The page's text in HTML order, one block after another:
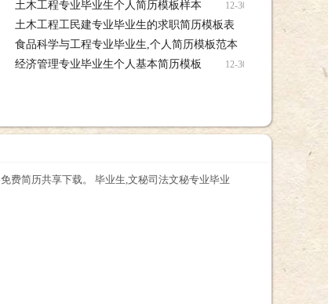
专业毕业生的求职简历模板简历下载
土木工程专业毕业生个人简历模板样本 12-30 土木工程专业毕
载
土木工程工民建专业毕业生的求职简历模板表
职简历模板表简历下载
食品科学与工程专业毕业生,个人简历模板范本
人简历模板范本简历下载
经济管理专业毕业生个人基本简历模板 12-30 经济管理专业毕
简历共享下载。 毕业生,文秘司法文秘专业毕业